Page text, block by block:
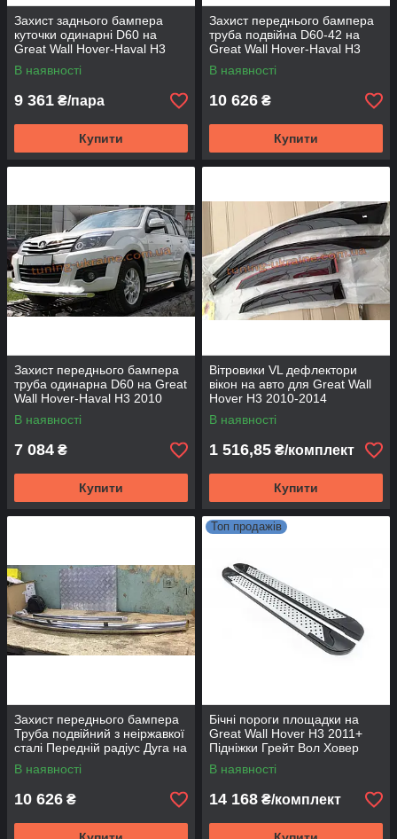
Захист заднього бампера
куточки одинарні D60 на
Great Wall Hover-Haval H3
2010
В наявності
9 361 ₴/пара
Купити
Захист переднього бампера
труба подвійна D60-42 на
Great Wall Hover-Haval H3
2010
В наявності
10 626 ₴
Купити
Захист переднього бампера
труба одинарна D60 на Great
Wall Hover-Haval H3 2010
В наявності
7 084 ₴
Купити
Вітровики VL дефлектори
вікон на авто для Great Wall
Hover H3 2010-2014
В наявності
1 516,85 ₴/комплект
Купити
Захист переднього бампера
Труба подвійний з неіржавкої
сталі Передній радіус Дуга на
Great Wall Hover H3 2010+
В наявності
10 626 ₴
Топ продажів
Бічні пороги площадки на
Great Wall Hover H3 2011+
Підніжки Грейт Вол Ховер
Allmond Grey
В наявності
14 168 ₴/комплект